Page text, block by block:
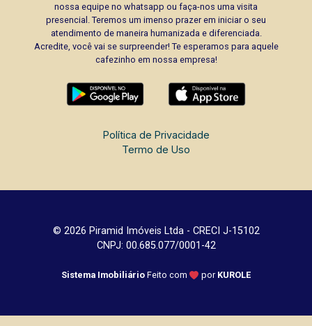
nossa equipe no whatsapp ou faça-nos uma visita
presencial. Teremos um imenso prazer em iniciar o seu
atendimento de maneira humanizada e diferenciada.
Acredite, você vai se surpreender! Te esperamos para aquele
cafezinho em nossa empresa!
Política de Privacidade
Termo de Uso
© 2026 Piramid Imóveis Ltda - CRECI J-15102
CNPJ: 00.685.077/0001-42
Sistema Imobiliário Feito com por KUROLE